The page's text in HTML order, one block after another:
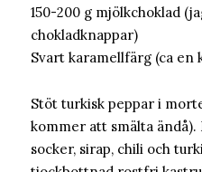
150-200 g mjölkchoklad
chokladknappar)
Svart karamellfärg (ca en
Stöt turkisk peppar i
kommer att smälta ändå).
socker, sirap, chili och